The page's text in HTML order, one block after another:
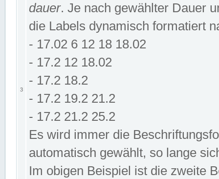
3
dauer. Je nach gewählter Dauer
die Labels dynamisch formatiert
- 17.02 6 12 18 18.02
- 17.2 12 18.02
- 17.2 18.2
- 17.2 19.2 21.2
- 17.2 21.2 25.2
Es wird immer die
automatisch gewählt, so lange
Im obigen Beispiel ist die zweite